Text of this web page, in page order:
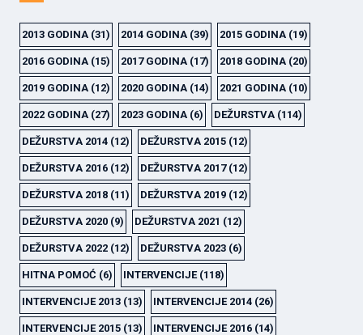
2013 GODINA (31) 2014 GODINA (39) 2015 GODINA (19)
2016 GODINA (15) 2017 GODINA (17) 2018 GODINA (20)
2019 GODINA (12) 2020 GODINA (14) 2021 GODINA (10)
2022 GODINA (27) 2023 GODINA (6) DEŽURSTVA (114)
DEŽURSTVA 2014 (12) DEŽURSTVA 2015 (12)
DEŽURSTVA 2016 (12) DEŽURSTVA 2017(12)
DEŽURSTVA 2018 (11) DEŽURSTVA 2019 (12)
DEŽURSTVA 2020 (9) DEŽURSTVA 2021 (12)
DEŽURSTVA 2022 (12) DEŽURSTVA 2023 (6)
HITNA POMOĆ (6) INTERVENCIJE(118)
INTERVENCIJE 2013 (13) INTERVENCIJE 2014 (26)
INTERVENCIJE 2015 (13) INTERVENCIJE 2016 (14)